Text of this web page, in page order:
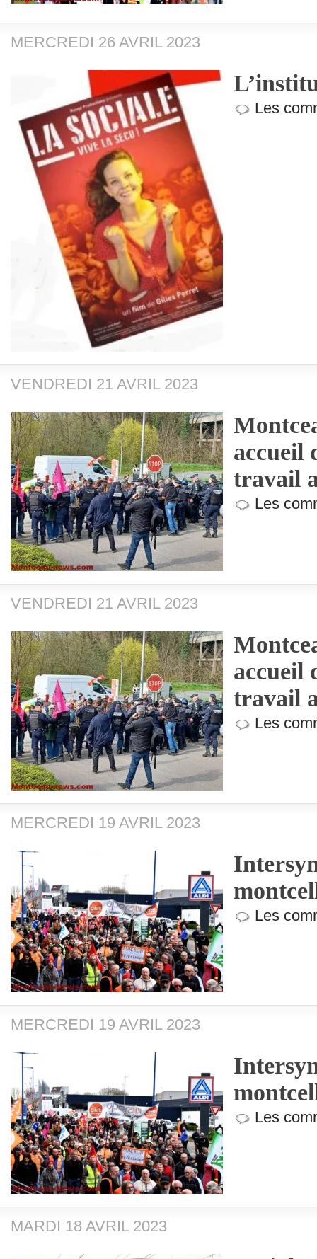
MERCREDI 26 AVRIL 2023
Les
VENDREDI 21 AVRIL 2023
accueil
travail
Les
VENDREDI 21 AVRIL 2023
accueil
travail
Les
MERCREDI 19 AVRIL 2023
Les
MERCREDI 19 AVRIL 2023
Les
MARDI 18 AVRIL 2023